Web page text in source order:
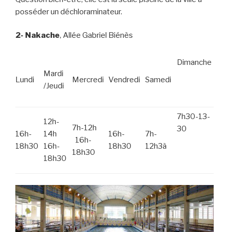
posséder un déchloraminateur.
2- Nakache, Allée Gabriel Biénès
Lundi
Mardi
/Jeudi
Mercredi Vendredi Samedi
Dimanche
16h-
18h30
12h-
14h
16h-
18h30
7h-12h
16h-
18h30
16h-
18h30
7h-
12h3à
7h30-13-
30